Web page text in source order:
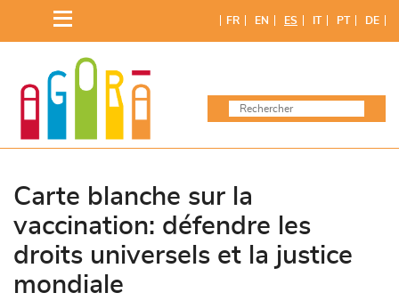
contenido
FR EN ES IT PT DE
Carte blanche sur la
vaccination: défendre les
droits universels et la justice
mondiale